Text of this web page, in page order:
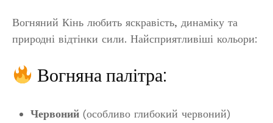
Вогняний Кінь любить яскравість, динаміку та
природні відтінки сили. Найсприятливіші кольори:
Вогняна палітра:
Червоний (особливо глибокий червоний)